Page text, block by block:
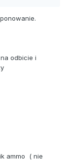
co 3
ulecza 80
Wybór po
odbicie i
ammo ( nie